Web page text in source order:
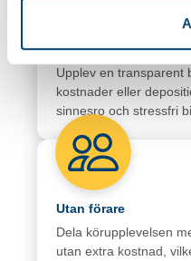
Inga extraavgifter/
Upplev en transparent
kostnader eller
sinnesro och stressfri
Utan förare
Dela körupplevelsen
utan extra kostnad,